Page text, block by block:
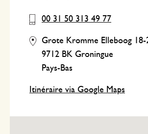
00 31 50 313 49 77
Grote Kromme Elleboog 18-
9712 BK Groningue
Pays-Bas
Itinéraire via Google Maps